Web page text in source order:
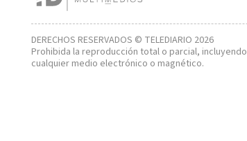
DERECHOS RESERVADOS © TELEDIARIO 2026
Prohibida la reproducción total o parcial, incluyendo
cualquier medio electrónico o magnético.